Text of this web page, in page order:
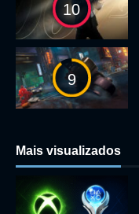
10
9
Mais visualizados